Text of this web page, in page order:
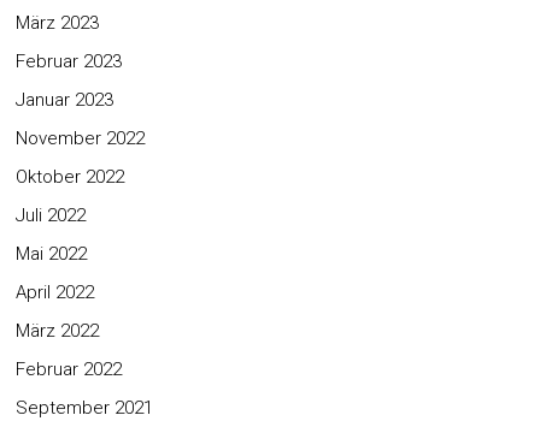
März 2023
Februar 2023
Januar 2023
November 2022
Oktober 2022
Juli 2022
Mai 2022
April 2022
März 2022
Februar 2022
September 2021